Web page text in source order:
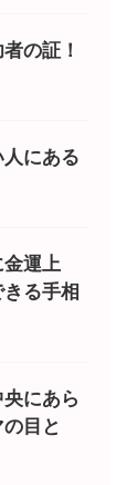
の証！
人にある
金運上
る手相
央にあら
目と